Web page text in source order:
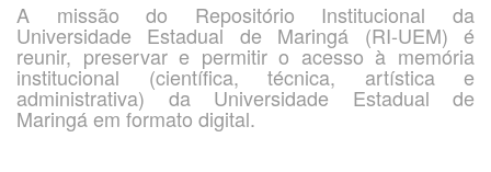
A missão do Repositório Institucional da
Universidade Estadual de Maringá (RI-UEM) é
reunir, preservar e permitir o acesso à memória
institucional (científica, técnica, artística e
administrativa) da Universidade Estadual de
Maringá em formato digital.